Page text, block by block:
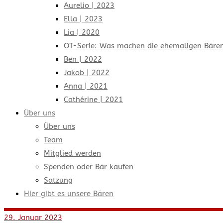
Aurelio | 2023
Ella | 2023
Lia | 2020
OT-Serie: Was machen die ehemaligen
Ben | 2022
Jakob | 2022
Anna | 2021
Cathérine | 2021
Über uns
Über uns
Team
Mitglied werden
Spenden oder Bär kaufen
Satzung
Hier gibt es unsere Bären
29. Januar 2023